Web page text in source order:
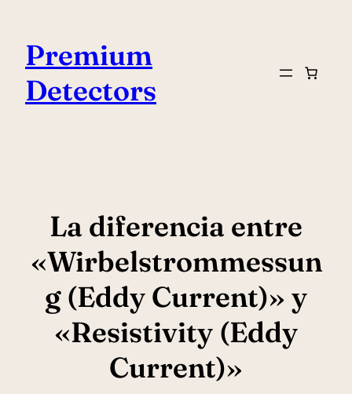
contenido
Premium
Detectors
La diferencia entre
«Wirbelstrommessun
g (Eddy Current)» y
«Resistivity (Eddy
Current)»